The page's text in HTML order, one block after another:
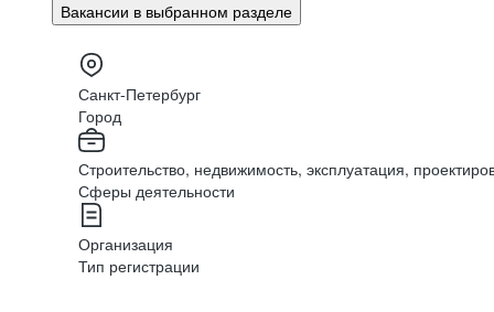
Вакансии в выбранном разделе
Санкт-Петербург
Город
Строительство, недвижимость, эксплуатация,
Сферы деятельности
Организация
Тип регистрации